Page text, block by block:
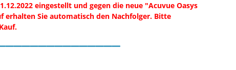
eingestellt und gegen die neue "Acuvue Oasys
erhalten Sie automatisch den Nachfolger. Bitte